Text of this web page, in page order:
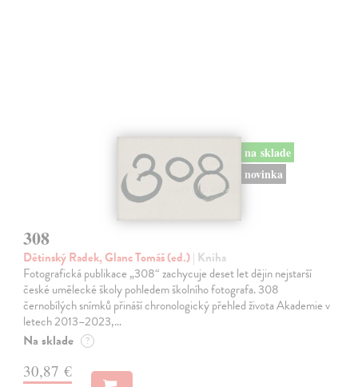
na sklade
novinka
308
Dětinský Radek, Glanc Tomáš (ed.)| Kniha
Fotografická publikace „308“ zachycuje deset let dějin nejstarší
české umělecké školy pohledem školního fotografa. 308
černobílých snímků přináší chronologický přehled života Akademie v
letech 2013–2023,…
Na sklade ?
30,87 €